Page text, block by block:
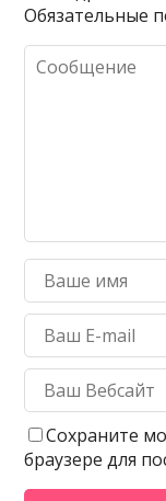
Обязательные
Сохраните
браузере для